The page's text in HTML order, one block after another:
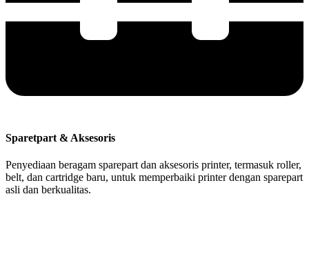
Sparetpart & Aksesoris
Penyediaan beragam sparepart dan aksesoris printer, termasuk roller,
belt, dan cartridge baru, untuk memperbaiki printer dengan sparepart
asli dan berkualitas.